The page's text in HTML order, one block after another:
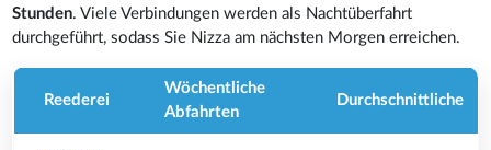
Stunden. Viele Verbindungen werden als Nachtüberfahrt
durchgeführt, sodass Sie Nizza am nächsten Morgen erreichen.
Reederei
Wöchentliche
Abfahrten
Durchschnittliche